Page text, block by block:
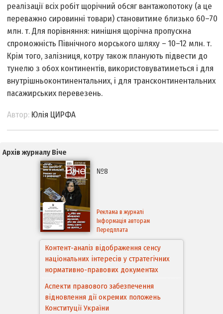
реалізації всіх робіт щорічний обсяг вантажопотоку (а це
переважно сировинні товари) становитиме близько 60–70
млн. т. Для порівняння: нинішня щорічна пропускна
спроможність Північного морського шляху – 10–12 млн. т.
Крім того, залізниця, котру також планують підвести до
тунелю з обох континентів, використовуватиметься і для
внутрішньоконтинентальних, і для трансконтинентальних
пасажирських перевезень.
Автор: Юлія ЦИРФА
Архів журналу Віче
№8
Реклама в журналі
Інформація авторам
Передплата
Контент-аналіз відображення сенсу
національних інтересів у стратегічних
нормативно-правових документах
Аспекти правового забезпечення
відновлення дії окремих положень
Правовий механізм реалізації Угоди про
асоціацію між Україною та